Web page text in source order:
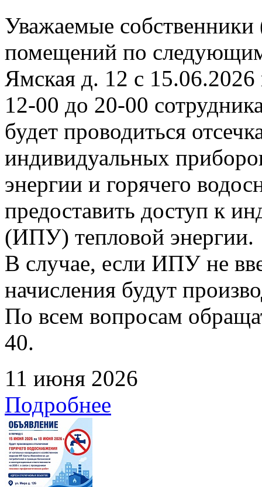
Уважаемые
помещений по
Ямская д. 12 с
12-00 до 20-00
будет проводиться
индивидуальных
энергии и горячего
предоставить доступ к
(ИПУ) тепловой энергии.
В случае, если ИПУ не
начисления будут
По всем вопросам
40.
11 июня 2026
Подробнее